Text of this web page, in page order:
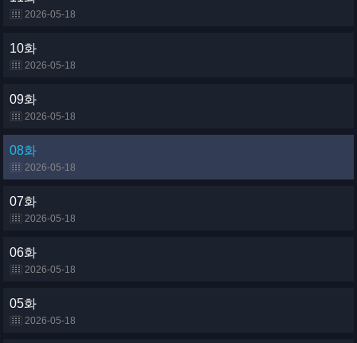
2026-05-18
10화
2026-05-18
09화
2026-05-18
08화
2026-05-18
07화
2026-05-18
06화
2026-05-18
05화
2026-05-18